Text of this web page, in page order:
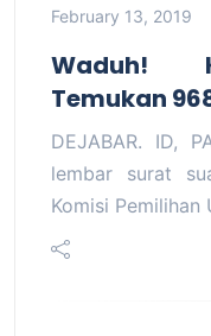
February 13, 2019
Waduh!
Temukan
DEJABAR. ID,
lembar surat
Komisi Pemilihan